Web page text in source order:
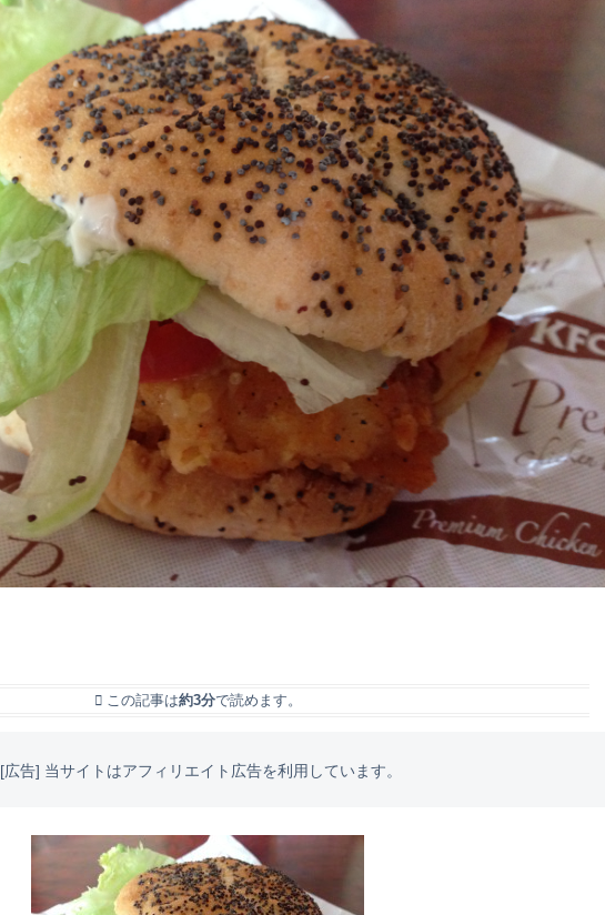
この記事は約3分で読めます。
[広告] 当サイトはアフィリエイト広告を利用しています。